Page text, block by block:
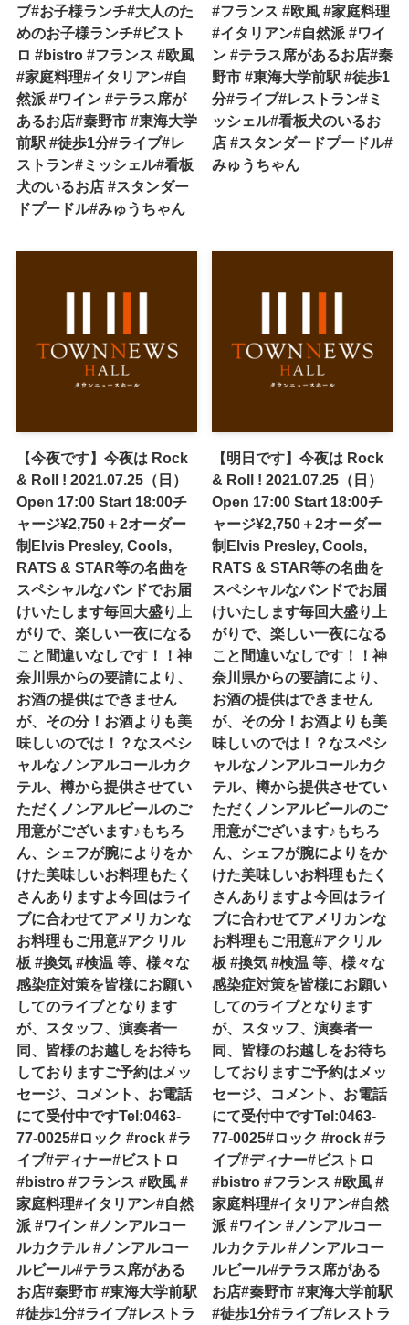
ブ#お子様ランチ#大人のた
めのお子様ランチ#ビスト
ロ #bistro #フランス #欧風
#家庭料理#イタリアン#自
然派 #ワイン #テラス席が
あるお店#秦野市 #東海大学
前駅 #徒歩1分#ライブ#レ
ストラン#ミッシェル#看板
犬のいるお店 #スタンダー
ドプードル#みゅうちゃん
#フランス #欧風 #家庭料理
#イタリアン#自然派 #ワイ
ン #テラス席があるお店#秦
野市 #東海大学前駅 #徒歩1
分#ライブ#レストラン#ミ
ッシェル#看板犬のいるお
店 #スタンダードプードル#
みゅうちゃん
【今夜です】今夜は Rock
& Roll ! 2021.07.25（日）
Open 17:00 Start 18:00チ
ャージ¥2,750＋2オーダー
制Elvis Presley, Cools,
RATS & STAR等の名曲を
スペシャルなバンドでお届
けいたします毎回大盛り上
がりで、楽しい一夜になる
こと間違いなしです！！神
奈川県からの要請により、
お酒の提供はできません
が、その分！お酒よりも美
味しいのでは！？なスペシ
ャルなノンアルコールカク
テル、樽から提供させてい
ただくノンアルビールのご
用意がございます♪もちろ
ん、シェフが腕によりをか
けた美味しいお料理もたく
さんありますよ今回はライ
ブに合わせてアメリカンな
お料理もご用意#アクリル
板 #換気 #検温 等、様々な
感染症対策を皆様にお願い
してのライブとなります
が、スタッフ、演奏者一
同、皆様のお越しをお待ち
しておりますご予約はメッ
セージ、コメント、お電話
にて受付中ですTel:0463-
77-0025#ロック #rock #ラ
イブ#ディナー#ビストロ
#bistro #フランス #欧風 #
家庭料理#イタリアン#自然
派 #ワイン #ノンアルコー
ルカクテル #ノンアルコー
ルビール#テラス席がある
お店#秦野市 #東海大学前駅
#徒歩1分#ライブ#レストラ
【明日です】今夜は Rock
& Roll ! 2021.07.25（日）
Open 17:00 Start 18:00チ
ャージ¥2,750＋2オーダー
制Elvis Presley, Cools,
RATS & STAR等の名曲を
スペシャルなバンドでお届
けいたします毎回大盛り上
がりで、楽しい一夜になる
こと間違いなしです！！神
奈川県からの要請により、
お酒の提供はできません
が、その分！お酒よりも美
味しいのでは！？なスペシ
ャルなノンアルコールカク
テル、樽から提供させてい
ただくノンアルビールのご
用意がございます♪もちろ
ん、シェフが腕によりをか
けた美味しいお料理もたく
さんありますよ今回はライ
ブに合わせてアメリカンな
お料理もご用意#アクリル
板 #換気 #検温 等、様々な
感染症対策を皆様にお願い
してのライブとなります
が、スタッフ、演奏者一
同、皆様のお越しをお待ち
しておりますご予約はメッ
セージ、コメント、お電話
にて受付中ですTel:0463-
77-0025#ロック #rock #ラ
イブ#ディナー#ビストロ
#bistro #フランス #欧風 #
家庭料理#イタリアン#自然
派 #ワイン #ノンアルコー
ルカクテル #ノンアルコー
ルビール#テラス席がある
お店#秦野市 #東海大学前駅
#徒歩1分#ライブ#レストラ